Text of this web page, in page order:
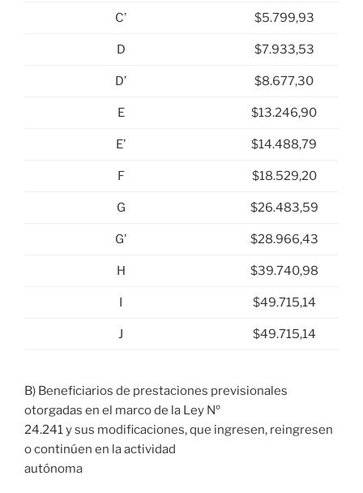
C’ $5.799,93
D $7.933,53
D’ $8.677,30
E $13.246,90
E’ $14.488,79
F $18.529,20
G $26.483,59
G’ $28.966,43
H $39.740,98
$49.715,14
J $49.715,14
B) Beneficiarios de prestaciones previsionales
otorgadas en el marco de la Ley Nº
24.241 y sus modificaciones, que ingresen, reingresen
o continúen en la actividad
autónoma